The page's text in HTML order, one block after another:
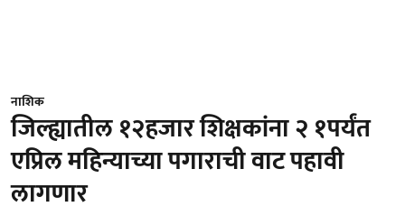
नाशिक
जिल्ह्यातील १२हजार शिक्षकांना २ १पर्यंत
एप्रिल महिन्याच्या पगाराची वाट पहावी
लागणार